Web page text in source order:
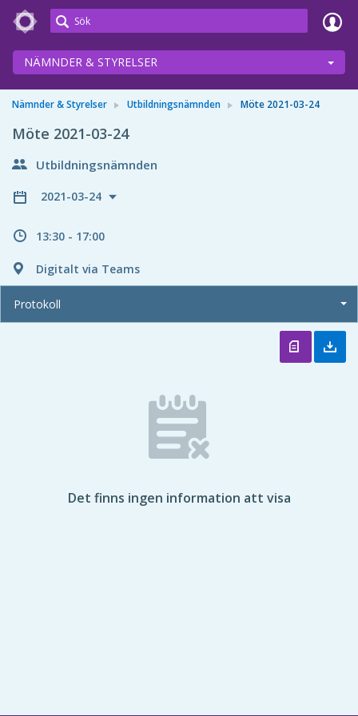
Meetings+
NÄMNDER & STYRELSER
Nämnder & Styrelser Utbildningsnämnden Möte 2021-03-24
Möte 2021-03-24
Utbildningsnämnden
2021-03-24
13:30 - 17:00
Digitalt via Teams
Protokoll
Det finns ingen information att visa